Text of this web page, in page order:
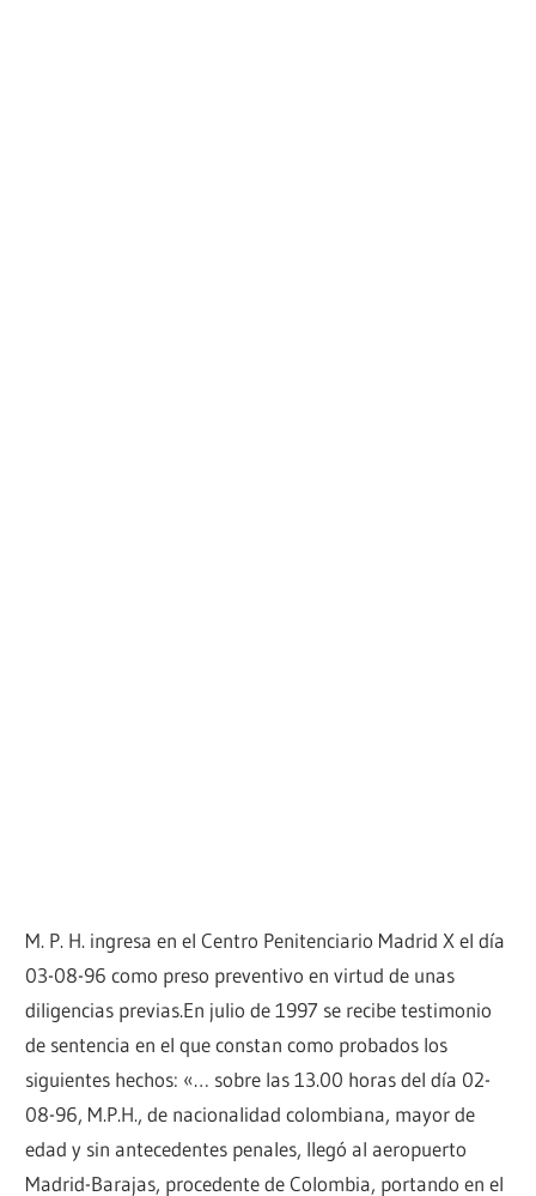
M. P. H. ingresa en el Centro Penitenciario Madrid X el día
03-08-96 como preso preventivo en virtud de unas
diligencias previas.En julio de 1997 se recibe testimonio
de sentencia en el que constan como probados los
siguientes hechos: «… sobre las 13.00 horas del día 02-
08-96, M.P.H., de nacionalidad colombiana, mayor de
edad y sin antecedentes penales, llegó al aeropuerto
Madrid-Barajas, procedente de Colombia, portando en el